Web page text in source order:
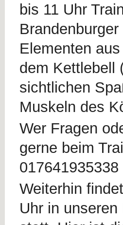
bis 11 Uhr
Elementen
dem Kettlebell
sichtlichen
Muskeln des
Wer Fragen
gerne beim
017641935338
Weiterhin
Uhr in